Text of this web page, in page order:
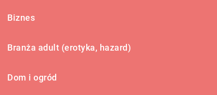
Biznes
Branża adult (erotyka, hazard)
Dom i ogród